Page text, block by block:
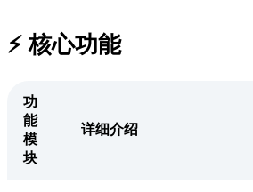
⚡️ 核心功能
功
能
模
块
详细介绍